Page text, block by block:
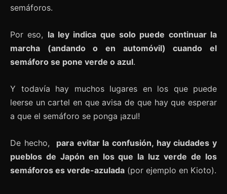
semáforos.
Por eso, la ley indica que solo puede continuar la
marcha (andando o en automóvil) cuando el
semáforo se pone verde o azul.
Y todavía hay muchos lugares en los que puede
leerse un cartel en que avisa de que hay que esperar
a que el semáforo se ponga ¡azul!
De hecho, para evitar la confusión, hay ciudades y
pueblos de Japón en los que la luz verde de los
semáforos es verde-azulada (por ejemplo en Kioto).